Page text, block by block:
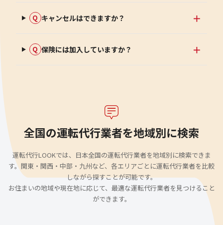
Q キャンセルはできますか？
Q 保険には加入していますか？
全国の運転代行業者を地域別に検索
運転代行LOOKでは、日本全国の運転代行業者を地域別に検索できま
す。関東・関西・中部・九州など、各エリアごとに運転代行業者を比較
しながら探すことが可能です。
お住まいの地域や現在地に応じて、最適な運転代行業者を見つけること
ができます。